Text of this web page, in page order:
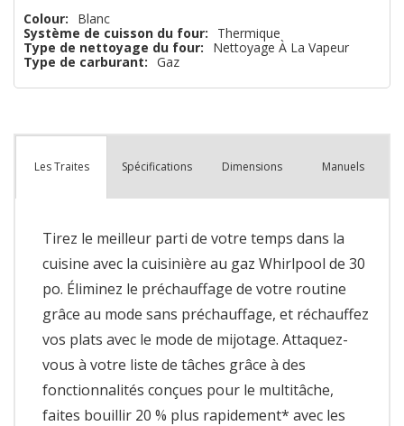
Colour:
Blanc
Système de cuisson du four:
Thermique
Type de nettoyage du four:
Nettoyage À La Vapeur
Type de carburant: Gaz
Les Traites Spécifications Dimensions Manuels
Tirez le meilleur parti de votre temps dans la
cuisine avec la cuisinière au gaz Whirlpool de 30
po. Éliminez le préchauffage de votre routine
grâce au mode sans préchauffage, et réchauffez
vos plats avec le mode de mijotage. Attaquez-
vous à votre liste de tâches grâce à des
fonctionnalités conçues pour le multitâche,
faites bouillir 20 % plus rapidement* avec les